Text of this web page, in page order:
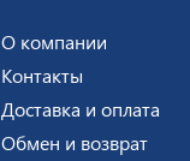
О компании
Контакты
Доставка и оплата
Обмен и возврат